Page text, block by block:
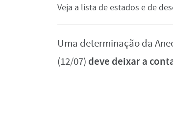
Veja a lista de estados e de
Uma determinação da
(12/07) deve deixar a